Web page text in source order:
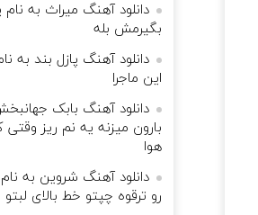
دانلود آهنگ میراث به
بگیرمش بله
دانلود آهنگ پازل بند به
این ماجرا
دانلود آهنگ بابک
بارون میزنه یه نم ریز
هوا
دانلود آهنگ شروین به
رو ترقوه چپتو خط بالای لبتو